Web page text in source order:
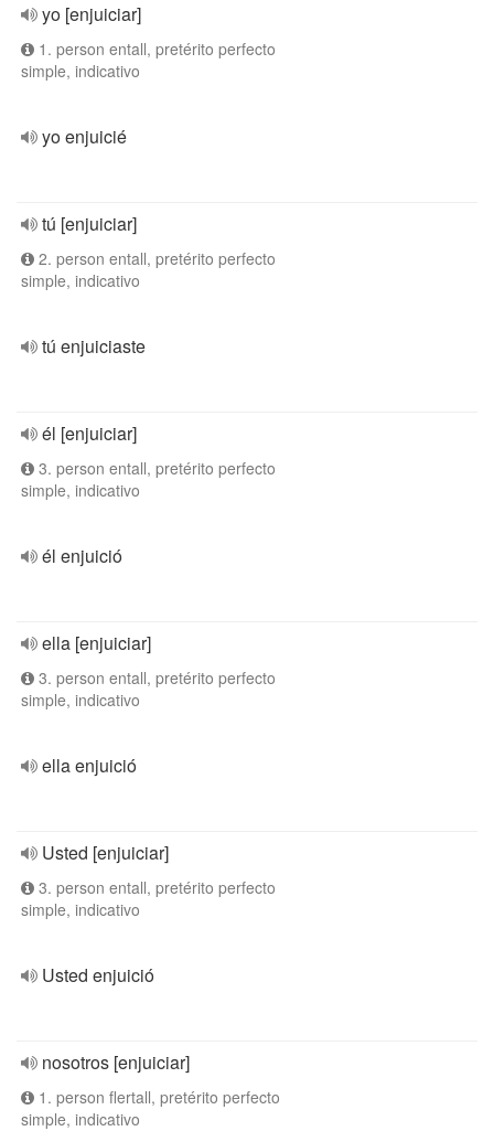
yo [enjuiciar]
1. person entall, pretérito perfecto
simple, indicativo
yo enjuicié
tú [enjuiciar]
2. person entall, pretérito perfecto
simple, indicativo
tú enjuiciaste
él [enjuiciar]
3. person entall, pretérito perfecto
simple, indicativo
él enjuició
ella [enjuiciar]
3. person entall, pretérito perfecto
simple, indicativo
ella enjuició
Usted [enjuiciar]
3. person entall, pretérito perfecto
simple, indicativo
Usted enjuició
nosotros [enjuiciar]
1. person flertall, pretérito perfecto
simple, indicativo